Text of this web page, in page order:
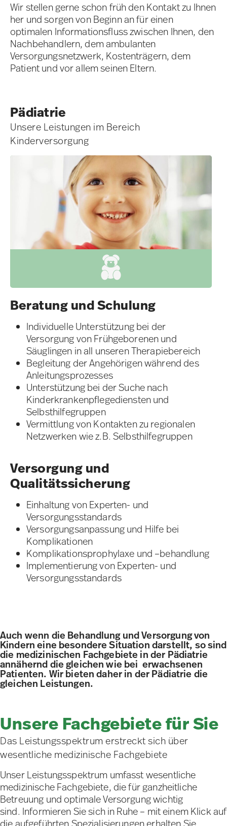
Wir stellen gerne schon früh den Kontakt zu Ihnen
her und sorgen von Beginn an für einen
optimalen Informationsfluss zwischen Ihnen, den
Nachbehandlern, dem ambulanten
Versorgungsnetzwerk, Kostenträgern, dem
Patient und vor allem seinen Eltern.
Pädiatrie
Unsere Leistungen im Bereich
Kinderversorgung
Beratung und Schulung​
Individuelle Unterstützung bei der
Versorgung von Frühgeborenen und
Säuglingen in all unseren Therapiebereich
Begleitung der Angehörigen während des
Anleitungsprozesses
Unterstützung bei der Suche nach
Kinderkrankenpflegediensten und
Selbsthilfegruppen
Vermittlung von Kontakten zu regionalen
Netzwerken wie z.B. Selbsthilfegruppen
Versorgung und
Qualitätssicherung
Einhaltung von Experten- und
Versorgungsstandards
Versorgungsanpassung und Hilfe bei
Komplikationen
Komplikationsprophylaxe und –behandlung
Implementierung von Experten- und
Versorgungsstandards
Auch wenn die Behandlung und Versorgung von
Kindern eine besondere Situation darstellt, so sind
die medizinischen Fachgebiete in der Pädiatrie
annähernd die gleichen wie bei erwachsenen
Patienten. Wir bieten daher in der Pädiatrie die
gleichen Leistungen.
Unsere Fachgebiete für Sie
Das Leistungsspektrum erstreckt sich über
wesentliche medizinische Fachgebiete
Unser Leistungsspektrum umfasst wesentliche
medizinische Fachgebiete, die für ganzheitliche
Betreuung und optimale Versorgung wichtig
sind. Informieren Sie sich in Ruhe – mit einem Klick auf